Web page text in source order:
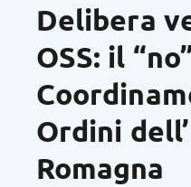
Delibera
OSS: il
Ordini
Romagna